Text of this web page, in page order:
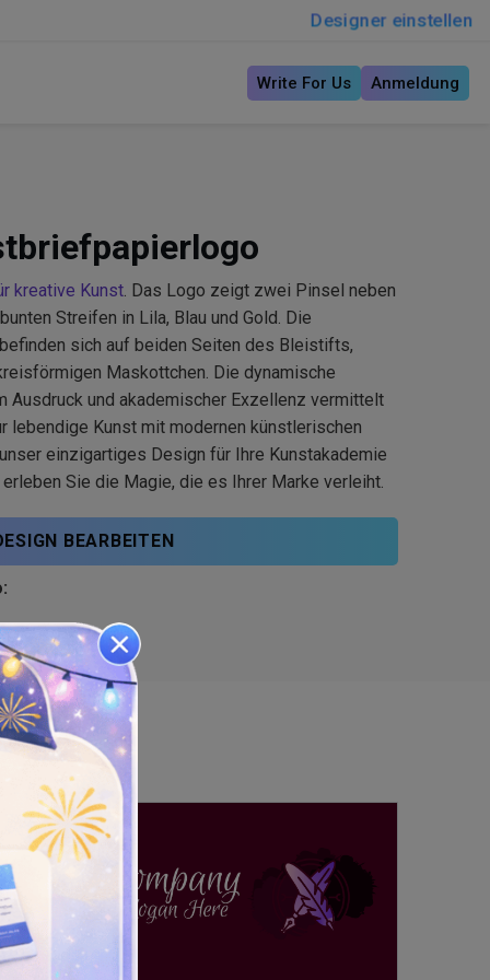
Designer einstellen
Write For Us Anmeldung
kreative Kunst. Das Logo zeigt zwei Pinsel neben
Streifen in Lila, Blau und Gold. Die
sich auf beiden Seiten des Bleistifts,
Maskottchen. Die dynamische
Ausdruck und akademischer Exzellenz vermittelt
lebendige Kunst mit modernen künstlerischen
einzigartiges Design für Ihre Kunstakademie
Sie die Magie, die es Ihrer Marke verleiht.
BEARBEITEN